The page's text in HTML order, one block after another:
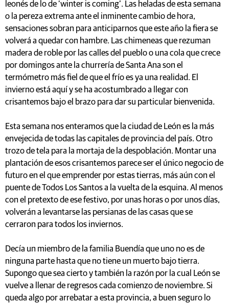
leonés de lo de ‘winter is coming’. Las heladas de esta semana
o la pereza extrema ante el inminente cambio de hora,
sensaciones sobran para anticiparnos que este año la fiera se
volverá a quedar con hambre. Las chimeneas que rezuman
madera de roble por las calles del pueblo o una cola que crece
por domingos ante la churrería de Santa Ana son el
termómetro más fiel de que el frío es ya una realidad. El
invierno está aquí y se ha acostumbrado a llegar con
crisantemos bajo el brazo para dar su particular bienvenida.
Esta semana nos enteramos que la ciudad de León es la más
envejecida de todas las capitales de provincia del país. Otro
trozo de tela para la mortaja de la despoblación. Montar una
plantación de esos crisantemos parece ser el único negocio de
futuro en el que emprender por estas tierras, más aún con el
puente de Todos Los Santos a la vuelta de la esquina. Al menos
con el pretexto de ese festivo, por unas horas o por unos días,
volverán a levantarse las persianas de las casas que se
cerraron para todos los inviernos.
Decía un miembro de la familia Buendía que uno no es de
ninguna parte hasta que no tiene un muerto bajo tierra.
Supongo que sea cierto y también la razón por la cual León se
vuelve a llenar de regresos cada comienzo de noviembre. Si
queda algo por arrebatar a esta provincia, a buen seguro lo